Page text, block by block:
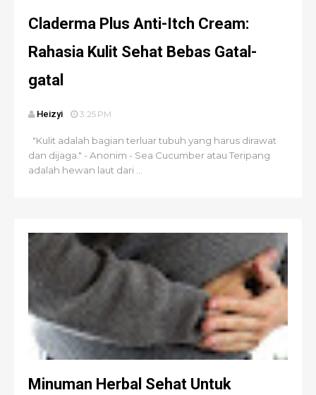
Claderma Plus Anti-Itch Cream:
Rahasia Kulit Sehat Bebas Gatal-
gatal
Heizyi 3:25 PM
"Kulit adalah bagian terluar tubuh yang harus dirawat
dan dijaga." - Anonim - Sea Cucumber atau Teripang
adalah hewan laut dari ...
Minuman Herbal Sehat Untuk